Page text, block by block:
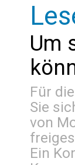
Um
Für
Sie
von
Ein